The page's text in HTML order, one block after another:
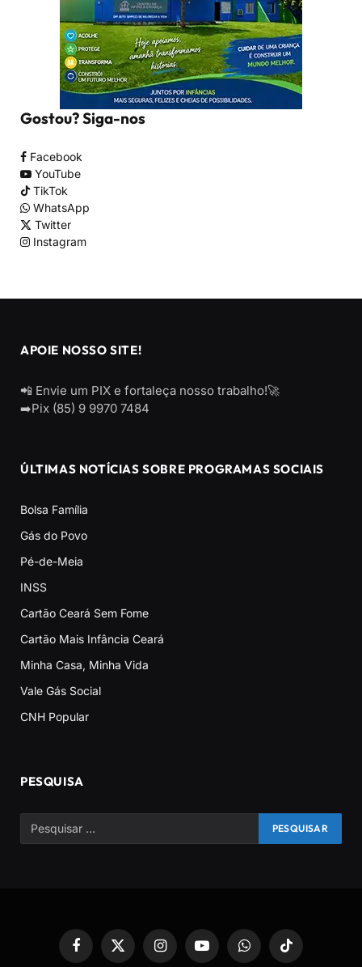
Gostou? Siga-nos
Facebook
YouTube
TikTok
WhatsApp
Twitter
Instagram
APOIE NOSSO SITE!
📲 Envie um PIX e fortaleça nosso trabalho!🚀
➡️Pix (85) 9 9970 7484
ÚLTIMAS NOTÍCIAS SOBRE PROGRAMAS SOCIAIS
Bolsa Família
Gás do Povo
Pé-de-Meia
INSS
Cartão Ceará Sem Fome
Cartão Mais Infância Ceará
Minha Casa, Minha Vida
Vale Gás Social
CNH Popular
PESQUISA
Facebook
X
InstagramYouTubeWhatsAppTikTok